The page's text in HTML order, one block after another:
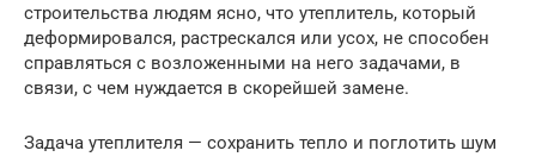
строительства людям ясно, что утеплитель, который
деформировался, растрескался или усох, не способен
справляться с возложенными на него задачами, в
связи, с чем нуждается в скорейшей замене.
Задача утеплителя — сохранить тепло и поглотить шум